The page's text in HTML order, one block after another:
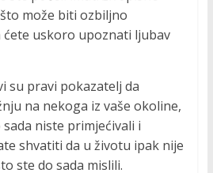
može biti ozbiljno
ćete uskoro upoznati ljubav
su pravi pokazatelj da
na nekoga iz vaše okoline,
niste primjećivali i
shvatiti da u životu ipak nije
ste do sada mislili.